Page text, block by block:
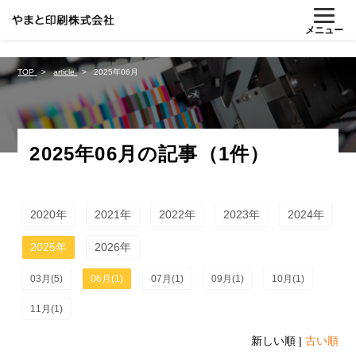
メニュー
TOP article 2025年06月
2025年06月の記事（1件）
2020年 2021年 2022年 2023年 2024年
2025年 2026年
03月(5) 06月(1) 07月(1) 09月(1) 10月(1)
11月(1)
新しい順 | 古い順